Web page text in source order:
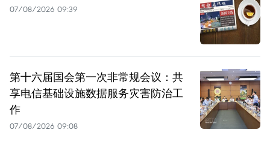
07/08/2026 09:39
第十六届国会第一次非常规会议：共
享电信基础设施数据服务灾害防治工
作
07/08/2026 09:08